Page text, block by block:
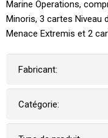
Marine Operations,
Minoris, 3 cartes Niveau
Menace Extremis et 2
Fabricant:
Catégorie: